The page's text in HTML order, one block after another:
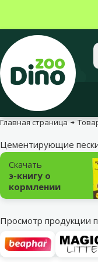
Главная страница
Цементирующие
Подкатегория
Скачать
э-книгу о
кормлении
Просмотр продукции